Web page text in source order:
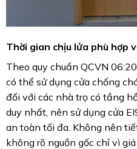
Thời gian chịu lửa phù hợp
Theo quy chuẩn QCVN
có thể sử dụng cửa chống
đối với các nhà trọ có tầng
duy nhất, nên sử dụng cửa
an toàn tối đa. Không nên
không rõ nguồn gốc chỉ vì